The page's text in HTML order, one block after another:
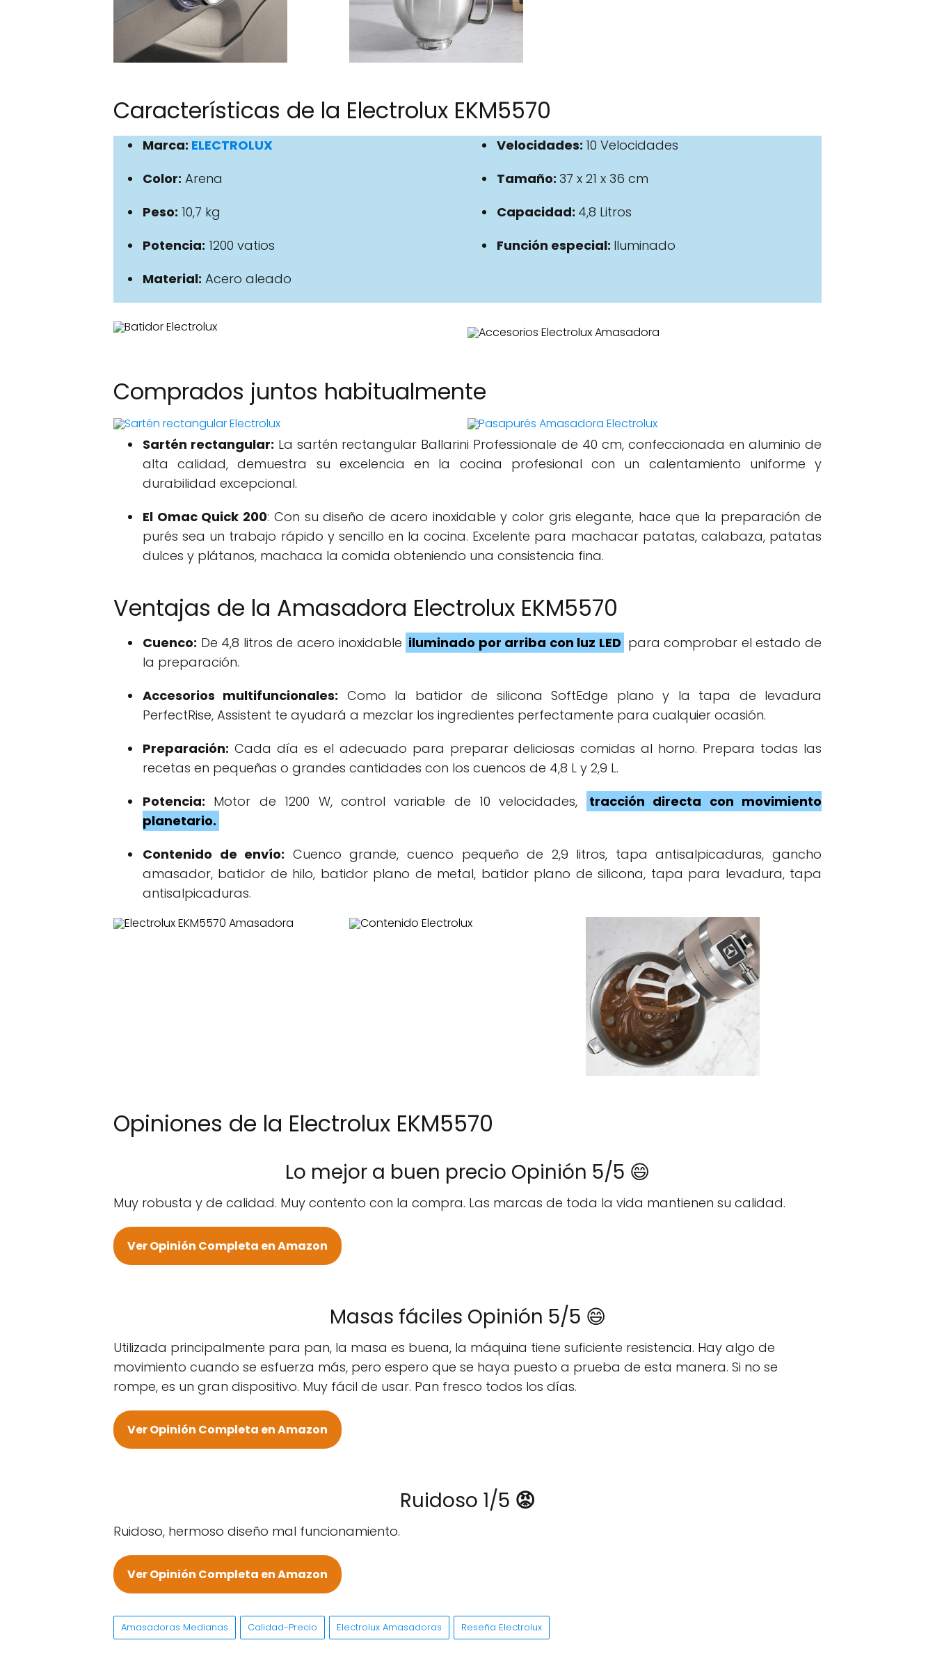
Características de la Electrolux EKM5570
Marca: ELECTROLUX
Color: ‎Arena
Peso: 10,7 kg
Potencia: 1200 vatios
Material: Acero aleado
Velocidades: 10 Velocidades
Tamaño: 37 x 21 x 36 cm
Capacidad: 4,8 Litros
Función especial: ‎Iluminado
Comprados juntos habitualmente
Sartén rectangular: La sartén rectangular Ballarini Professionale de 40 cm, confeccionada en aluminio de
alta calidad, demuestra su excelencia en la cocina profesional con un calentamiento uniforme y
durabilidad excepcional.
El Omac Quick 200: Con su diseño de acero inoxidable y color gris elegante, hace que la preparación de
purés sea un trabajo rápido y sencillo en la cocina. Excelente para machacar patatas, calabaza, patatas
dulces y plátanos, machaca la comida obteniendo una consistencia fina.
Ventajas de la Amasadora Electrolux EKM5570
Cuenco: De 4,8 litros de acero inoxidable iluminado por arriba con luz LED para comprobar el estado de
la preparación.
Accesorios multifuncionales: Como la batidor de silicona SoftEdge plano y la tapa de levadura
PerfectRise, Assistent te ayudará a mezclar los ingredientes perfectamente para cualquier ocasión.
Preparación: Cada día es el adecuado para preparar deliciosas comidas al horno. Prepara todas las
recetas en pequeñas o grandes cantidades con los cuencos de 4,8 L y 2,9 L.
Potencia: Motor de 1200 W, control variable de 10 velocidades,
tracción directa con movimiento
planetario.
Contenido de envío: Cuenco grande, cuenco pequeño de 2,9 litros, tapa antisalpicaduras, gancho
amasador, batidor de hilo, batidor plano de metal, batidor plano de silicona, tapa para levadura, tapa
antisalpicaduras.
Opiniones de la Electrolux EKM5570
Lo mejor a buen precio Opinión 5/5 😄
Muy robusta y de calidad. Muy contento con la compra. Las marcas de toda la vida mantienen su calidad.
Ver Opinión Completa en Amazon
Masas fáciles Opinión 5/5 😄
Utilizada principalmente para pan, la masa es buena, la máquina tiene suficiente resistencia. Hay algo de
movimiento cuando se esfuerza más, pero espero que se haya puesto a prueba de esta manera. Si no se
rompe, es un gran dispositivo. Muy fácil de usar. Pan fresco todos los días.
Ver Opinión Completa en Amazon
Ruidoso 1/5 😡
Ruidoso, hermoso diseño mal funcionamiento.
Ver Opinión Completa en Amazon
Amasadoras Medianas Calidad-Precio Electrolux Amasadoras Reseña Electrolux